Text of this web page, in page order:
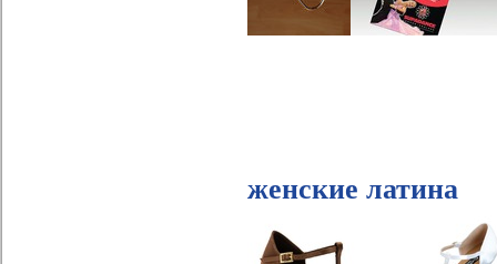
женские латина